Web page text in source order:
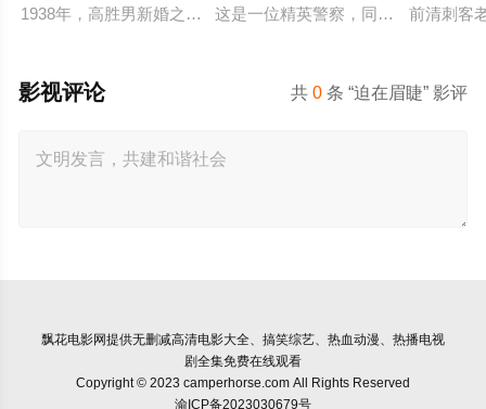
1938年，高胜男新婚之日，丈夫被日军残害，父辈亦遭屠戮。
这是一位精英警察，同时也是精灵猎
前清刺客
共0 条 “迫在眉睫” 影评
影视评论
飘花电影网提供无删减高清电影大全、搞笑综艺、热血动漫、热播电视
剧全集免费在线观看
Copyright © 2023 camperhorse.com All Rights Reserved
渝ICP备2023030679号